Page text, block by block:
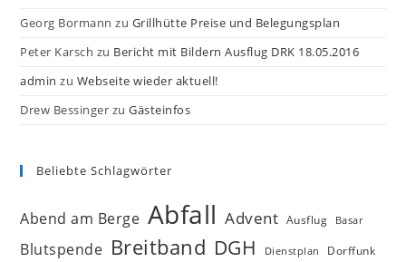
Georg Bormann zu Grillhütte Preise und Belegungsplan
Peter Karsch zu Bericht mit Bildern Ausflug DRK 18.05.2016
admin zu Webseite wieder aktuell!
Drew Bessinger zu Gästeinfos
Beliebte Schlagwörter
Abend am Berge Abfall Advent Ausflug Basar
Blutspende Breitband DGH Dienstplan Dorffunk